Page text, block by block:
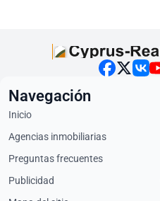
Navegación
Inicio
Agencias inmobiliarias
Preguntas frecuentes
Publicidad